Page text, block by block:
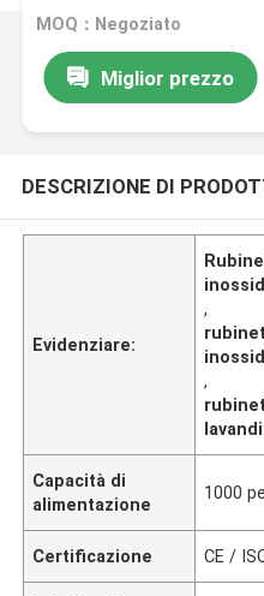
resistenza della
MOQ：Negoziato
Miglior prezzo
DESCRIZIONE DI
Evidenziare:
,
,
Capacità di
alimentazione
1000
Certificazione CE /